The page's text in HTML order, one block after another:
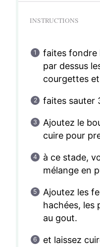
INSTRUCTIONS
faites fondre
par dessus
courgettes
faites sauter
Ajoutez le
cuire pour
à ce stade,
mélange en
Ajoutez les
hachées, les
au gout.
et laissez